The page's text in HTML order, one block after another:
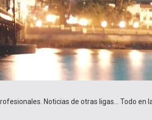
Noticias de otras ligas… Todo en